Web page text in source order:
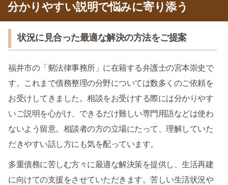
分かりやすい説明で悩みに寄り添う
状況に見合った最適な解決の方法をご提案
福井市の「剱法律事務所」に在籍する弁護士の宮本崇史で
す。これまで債務整理の分野については数多くのご依頼を
お受けしてきました。相談をお受けする際には分かりやす
いご説明を心がけ、できるだけ難しい専門用語などは使わ
ないよう留意。相談者の方の立場にたって、理解していた
だきやすい話し方にも気を配っています。
多重債務に苦しむ方々に最適な解決策を提供し、生活再建
に向けての支援をさせていただきます。苦しい生活状況や